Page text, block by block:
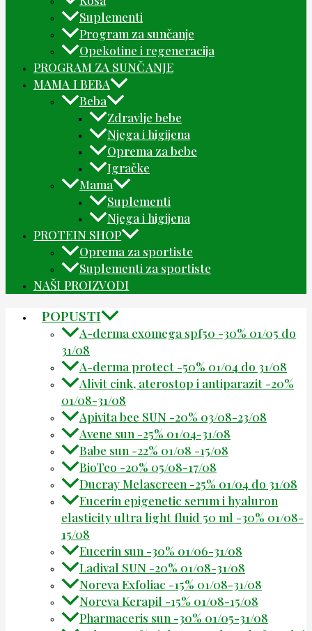
Suplementi
Program za sunčanje
Opekotine i regeneracija
PROGRAM ZA SUNČANJE
MAMA I BEBA
Beba
Zdravlje bebe
Njega i higijena
Oprema za bebe
Igračke
Mama
Suplementi
Njega i higijena
PROTEIN SHOP
Oprema za sportiste
Suplementi za sportiste
NAŠI PROIZVODI
POPUSTI
A-derma exomega spf50 -30% 01/05 do
31/08
A-derma protect -50% 01/04 do 31/08
Alivit cink, aterostop i antiparazit -20%
01/08-31/08
Apivita bee SUN -20% 03/08-23/08
Avene sun -25% 01/04-31/08
Babe sun -22% 01/08 -15/08
BioTeo -20% 05/08-17/08
Ducray Melascreen -25% 01/04 do 31/08
Eucerin epigenetic serum i hyaluron
elasticity ultra light fluid 50 ml -30% 01/08-
15/08
Eucerin sun -30% 01/06-31/08
Ladival SUN -20% 01/08-31/08
Noreva Exfoliac -15% 01/08-31/08
Noreva Kerapil -15% 01/08-15/08
Pharmaceris sun -30% 01/05-31/08